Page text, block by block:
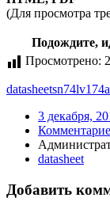
(Для просмотра
Подождите,
Просмотрено:
datasheet
3 декабря,
datasheet
Добавить